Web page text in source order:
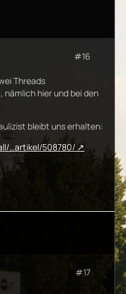
#16
Threads
hier und bei den
bleibt uns erhalten:
…artikel/508780/
#17